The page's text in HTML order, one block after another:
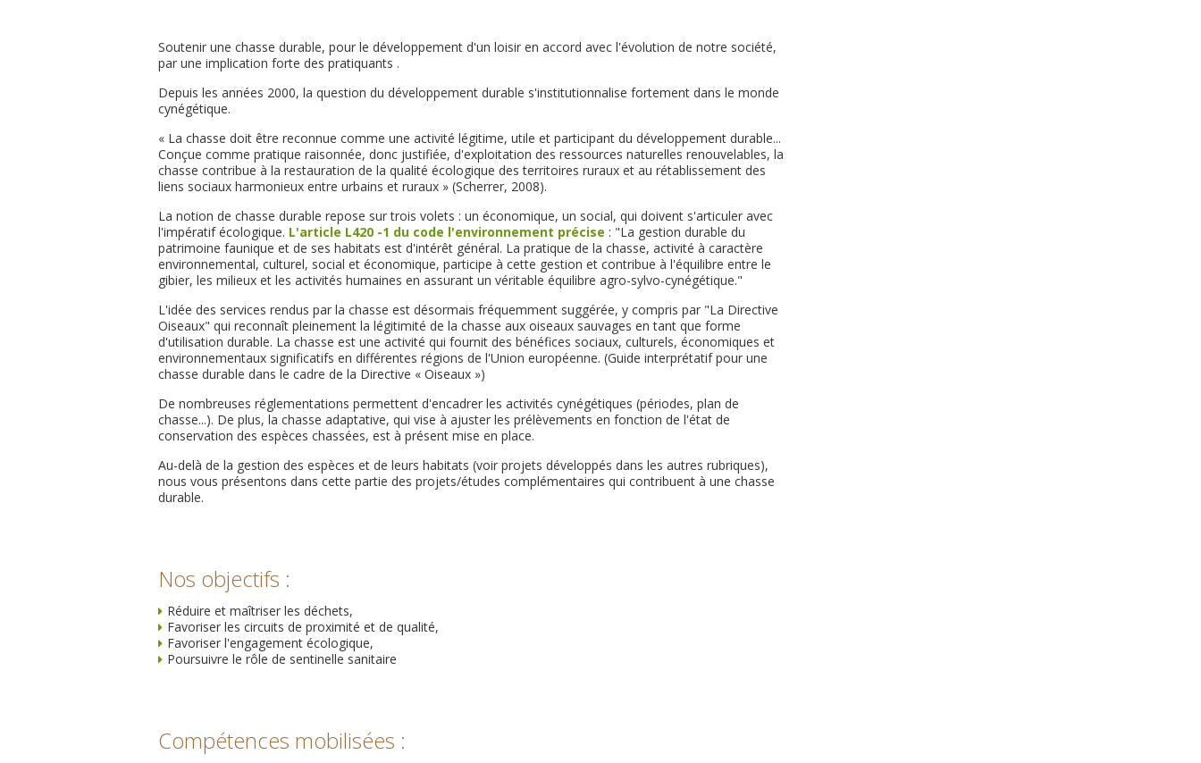
Soutenir une chasse durable, pour le développement d'un loisir en accord avec l'évolution de notre société,
par une implication forte des pratiquants .
Depuis les années 2000, la question du développement durable s'institutionnalise fortement dans le monde
cynégétique.
« La chasse doit être reconnue comme une activité légitime, utile et participant du développement durable...
Conçue comme pratique raisonnée, donc justifiée, d'exploitation des ressources naturelles renouvelables, la
chasse contribue à la restauration de la qualité écologique des territoires ruraux et au rétablissement des
liens sociaux harmonieux entre urbains et ruraux » (Scherrer, 2008).
La notion de chasse durable repose sur trois volets : un économique, un social, qui doivent s'articuler avec
l'impératif écologique. L'article L420 -1 du code l'environnement précise : "La gestion durable du
patrimoine faunique et de ses habitats est d'intérêt général. La pratique de la chasse, activité à caractère
environnemental, culturel, social et économique, participe à cette gestion et contribue à l'équilibre entre le
gibier, les milieux et les activités humaines en assurant un véritable équilibre agro-sylvo-cynégétique."
L'idée des services rendus par la chasse est désormais fréquemment suggérée, y compris par "La Directive
Oiseaux" qui reconnaît pleinement la légitimité de la chasse aux oiseaux sauvages en tant que forme
d'utilisation durable. La chasse est une activité qui fournit des bénéfices sociaux, culturels, économiques et
environnementaux significatifs en différentes régions de l'Union européenne. (Guide interprétatif pour une
chasse durable dans le cadre de la Directive « Oiseaux »)
De nombreuses réglementations permettent d'encadrer les activités cynégétiques (périodes, plan de
chasse...). De plus, la chasse adaptative, qui vise à ajuster les prélèvements en fonction de l'état de
conservation des espèces chassées, est à présent mise en place.
Au-delà de la gestion des espèces et de leurs habitats (voir projets développés dans les autres rubriques),
nous vous présentons dans cette partie des projets/études complémentaires qui contribuent à une chasse
durable.
Nos objectifs :
Réduire et maîtriser les déchets,
Favoriser les circuits de proximité et de qualité,
Favoriser l'engagement écologique,
Poursuivre le rôle de sentinelle sanitaire
Compétences mobilisées :